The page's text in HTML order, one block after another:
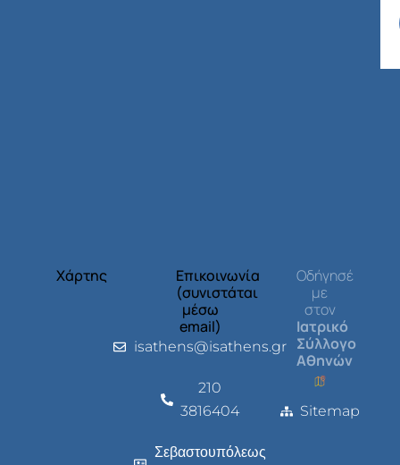
Χάρτης
Επικοινωνία
(συνιστάται
μέσω
email)
isathens@isathens.gr
210
3816404
Σεβαστουπόλεως
Οδήγησέ
με
στον
Ιατρικό
Σύλλογο
Αθηνών
Sitemap